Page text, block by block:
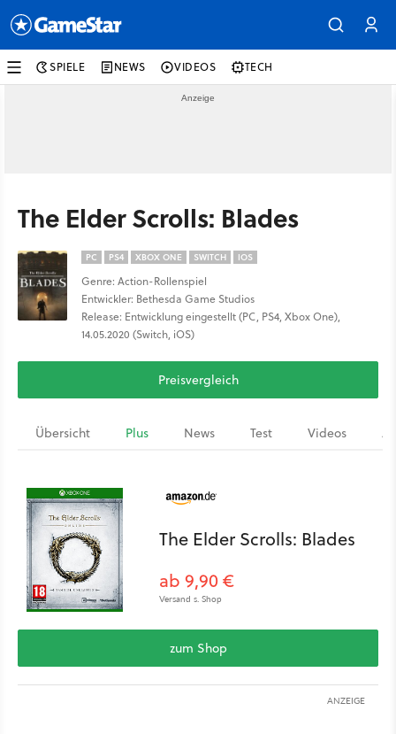
SPIELE NEWS VIDEOS TECH
The Elder Scrolls: Blades
PC PS4 XBOX ONE SWITCH IOS
Genre: Action-Rollenspiel
Entwickler: Bethesda Game Studios
Release: Entwicklung eingestellt (PC, PS4, Xbox One),
14.05.2020 (Switch, iOS)
Preisvergleich
Übersicht Plus News Test Videos
The Elder Scrolls: Blades
ab 9,90 €
Versand s. Shop
zum Shop
ANZEIGE